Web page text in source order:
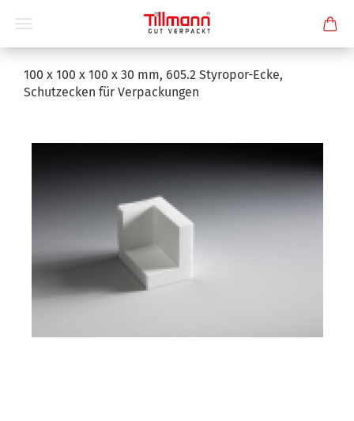
100 x 100 x 100 x 30 mm, 605.2 Styropor-Ecke,
Schutzecken für Verpackungen